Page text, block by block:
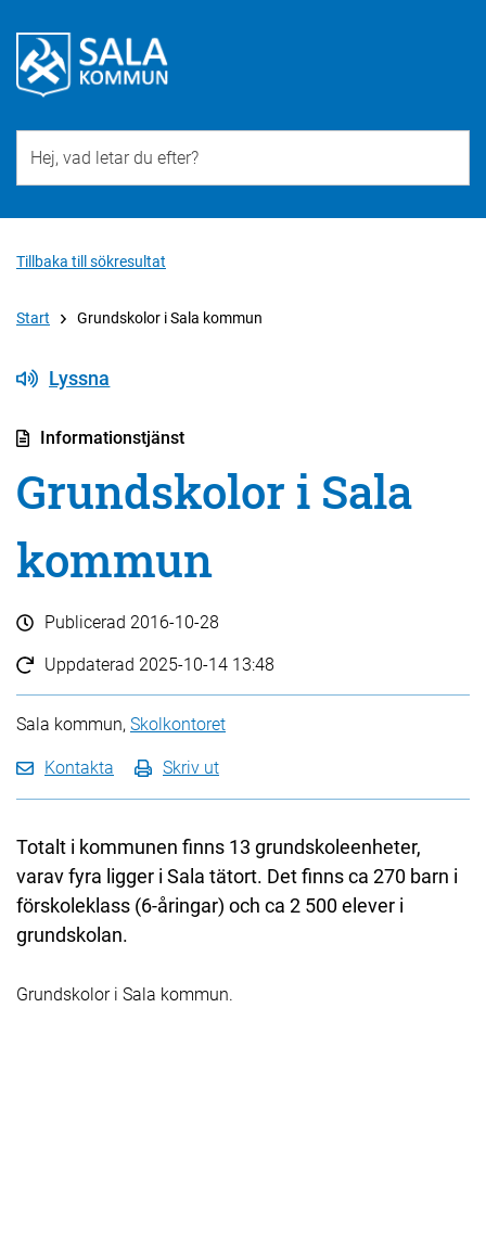
Tillbaka till sökresultat
Start Grundskolor i Sala kommun
Lyssna
Informationstjänst
Grundskolor i Sala
kommun
Publicerad 2016-10-28
Uppdaterad 2025-10-14 13:48
Sala kommun, Skolkontoret
Kontakta Skriv ut
Totalt i kommunen finns 13 grundskoleenheter,
varav fyra ligger i Sala tätort. Det finns ca 270 barn i
förskoleklass (6-åringar) och ca 2 500 elever i
grundskolan.
Grundskolor i Sala kommun.